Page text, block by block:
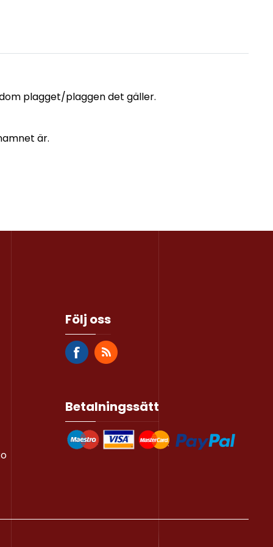
plagget/plaggen det gäller.
är.
Följ oss
Betalningssätt